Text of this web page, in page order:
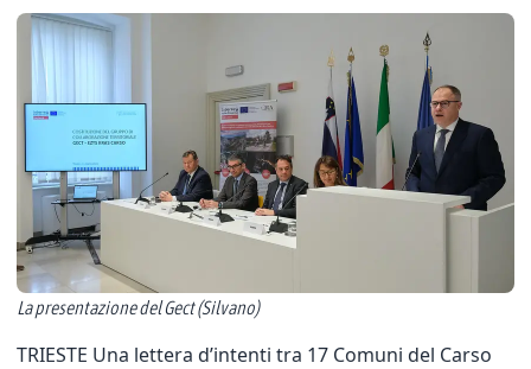
La presentazione del Gect (Silvano)
TRIESTE Una lettera d’intenti tra 17 Comuni del Carso